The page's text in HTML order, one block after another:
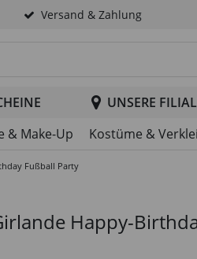
Versand & Zahlung
UNSERE
& Make-Up Kostüme &
Fußball Party
Happy-